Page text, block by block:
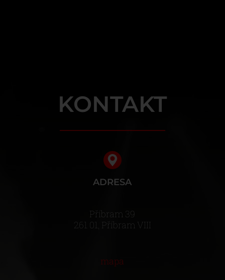
KONTAKT
ADRESA
Příbram 39
261 01, Příbram VIII
mapa